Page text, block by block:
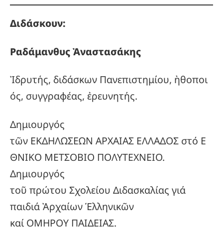
Διδάσκουν:
ΡαδάμανθυςἈναστασάκης
Ἰδρυτής, διδάσκων Πανεπιστημίου, ἠθοποι
ός, συγγραφέας, ἐρευνητής.
Δημιουργός
τῶν ΕΚΔΗΛΩΣΕΩΝ ΑΡΧΑΙΑΣ ΕΛΛΑΔΟΣ στό Ε
ΘΝΙΚΟ ΜΕΤΣΟΒΙΟ ΠΟΛΥΤΕΧΝΕΙΟ.
Δημιουργός
τοῦ πρώτου Σχολείου Διδασκαλίας γιά
παιδιά Ἀρχαίων Ἑλληνικῶν
καί ΟΜΗΡΟΥ ΠΑΙΔΕΙΑΣ.